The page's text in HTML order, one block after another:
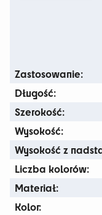
Zastosowanie:
Długość:
Szerokość:
Wysokość:
Wysokość z
Liczba kolorów:
Materiał:
Kolor: